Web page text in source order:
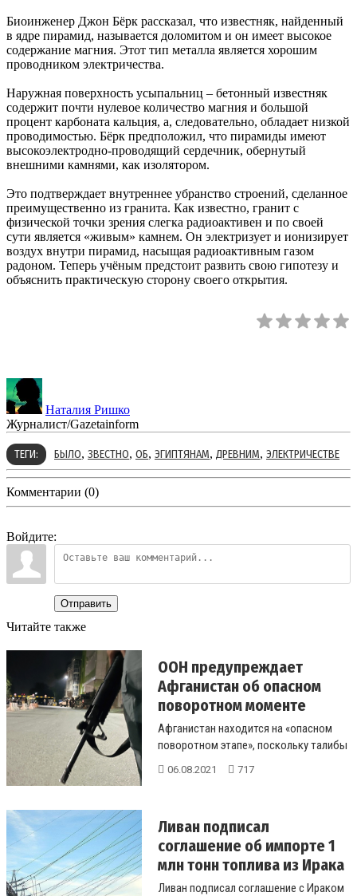
Биоинженер Джон Бёрк рассказал, что известняк, найденный
в ядре пирамид, называется доломитом и он имеет высокое
содержание магния. Этот тип металла является хорошим
проводником электричества.
Наружная поверхность усыпальниц – бетонный известняк
содержит почти нулевое количество магния и большой
процент карбоната кальция, а, следовательно, обладает низкой
проводимостью. Бёрк предположил, что пирамиды имеют
высокоэлектродно-проводящий сердечник, обернутый
внешними камнями, как изолятором.
Это подтверждает внутреннее убранство строений, сделанное
преимущественно из гранита. Как известно, гранит с
физической точки зрения слегка радиоактивен и по своей
сути является «живым» камнем. Он электризует и ионизирует
воздух внутри пирамид, насыщая радиоактивным газом
радоном. Теперь учёным предстоит развить свою гипотезу и
объяснить практическую сторону своего открытия.
Наталия Ришко
Журналист/Gazetainform
ТЕГИ: БЫЛО, ЗВЕСТНО, ОБ, ЭГИПТЯНАМ, ДРЕВНИМ, ЭЛЕКТРИЧЕСТВЕ
Комментарии (0)
Войдите:
Отправить
Читайте также
ООН предупреждает
Афганистан об опасном
поворотном моменте
Афганистан находится на «опасном
поворотном этапе», поскольку талибы
продолжают настаива...
06.08.2021 717
Ливан подписал
соглашение об импорте 1
млн тонн топлива из Ирака
Ливан подписал соглашение с Ираком